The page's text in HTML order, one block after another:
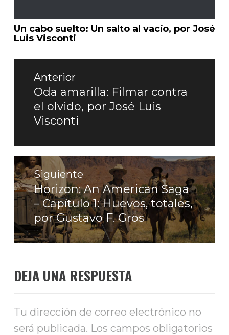
Un cabo suelto: Un salto al vacío, por José
Luis Visconti
Navegación
entradas
Anterior
Entrada
anterior:
Oda amarilla: Filmar contra
el olvido, por José Luis
Visconti
Siguiente
Entrada
siguiente:
Horizon: An American Saga
– Capítulo 1: Huevos, totales,
por Gustavo F. Gros
DEJA UNA RESPUESTA
Tu dirección de correo electrónico no
será publicada. Los campos obligatorios